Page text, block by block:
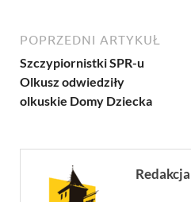
POPRZEDNI ARTYKUŁ
Szczypiornistki SPR-u
Olkusz odwiedziły
olkuskie Domy Dziecka
Redakcja